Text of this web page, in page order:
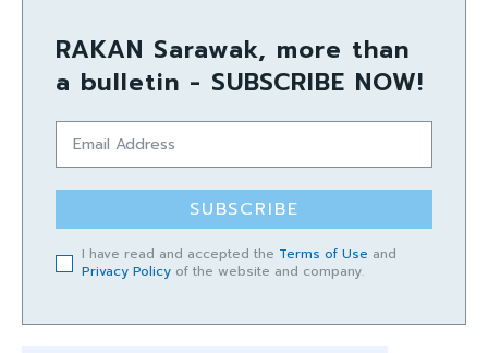
RAKAN Sarawak, more than
a bulletin - SUBSCRIBE NOW!
SUBSCRIBE
I have read and accepted the Terms of Use and
Privacy Policy of the website and company.